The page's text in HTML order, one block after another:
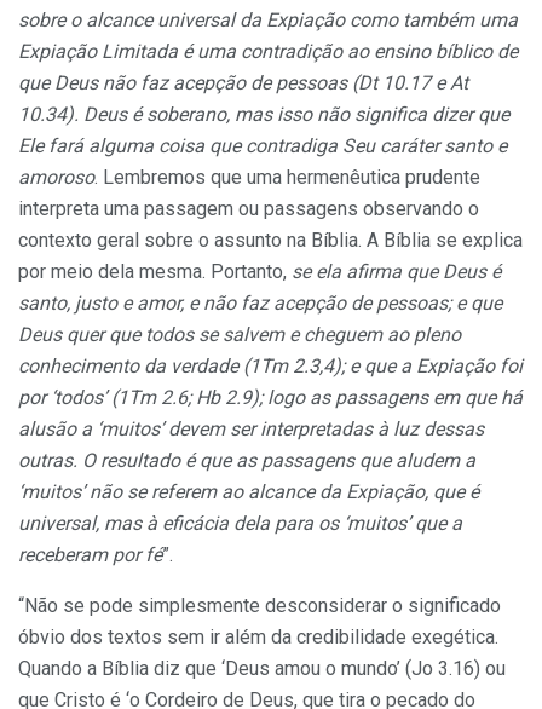
sobre o alcance universal da Expiação como também uma
Expiação Limitada é uma contradição ao ensino bíblico de
que Deus não faz acepção de pessoas (Dt 10.17 e At
10.34). Deus é soberano, mas isso não significa dizer que
Ele fará alguma coisa que contradiga Seu caráter santo e
amoroso. Lembremos que uma hermenêutica prudente
interpreta uma passagem ou passagens observando o
contexto geral sobre o assunto na Bíblia. A Bíblia se explica
por meio dela mesma. Portanto, se ela afirma que Deus é
santo, justo e amor, e não faz acepção de pessoas; e que
Deus quer que todos se salvem e cheguem ao pleno
conhecimento da verdade (1Tm 2.3,4); e que a Expiação foi
por ‘todos’ (1Tm 2.6; Hb 2.9); logo as passagens em que há
alusão a ‘muitos’ devem ser interpretadas à luz dessas
outras. O resultado é que as passagens que aludem a
‘muitos’ não se referem ao alcance da Expiação, que é
universal, mas à eficácia dela para os ‘muitos’ que a
receberam por fé”.
“Não se pode simplesmente desconsiderar o significado
óbvio dos textos sem ir além da credibilidade exegética.
Quando a Bíblia diz que ‘Deus amou o mundo’ (Jo 3.16) ou
que Cristo é ‘o Cordeiro de Deus, que tira o pecado do